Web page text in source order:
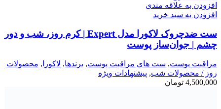
افزودن به علاقه مندی
افزودن به سبد خرید
ست ضدچروک لاکورا مدل Expert | کرم روز، شب و دور
چشم | جوان‌ساز پوست
مراقبت پوست, ست هاي مراقبت پوست, برندها, لاكورا , محصولات
روز / محصولات شب, پیشنهادات ویژه
4,500,000 تومان